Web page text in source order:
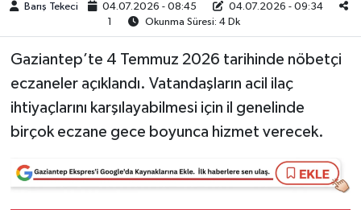
Barış Tekeci 04.07.2026 - 08:45
04.07.2026 - 09:34
1
Okunma Süresi: 4 Dk
Gaziantep’te 4 Temmuz 2026 tarihinde nöbetçi
eczaneler açıklandı. Vatandaşların acil ilaç
ihtiyaçlarını karşılayabilmesi için il genelinde
birçok eczane gece boyunca hizmet verecek.
Sinemalar
Siyaset
Teknoloji
Türkiye